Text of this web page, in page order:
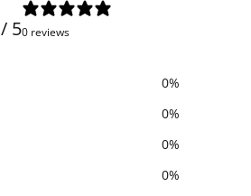
/ 50 reviews
0%
0%
0%
0%